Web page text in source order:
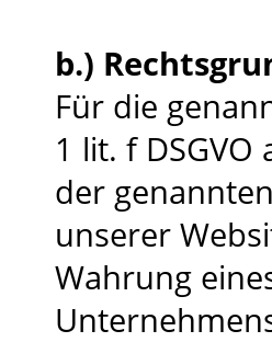
b.)
Für die
1 lit. f
der
unserer
Wahrung